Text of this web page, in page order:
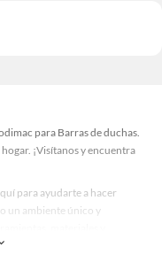
para Barras de duchas.
¡Visítanos y encuentra
para ayudarte a hacer
un ambiente único y
más tú.